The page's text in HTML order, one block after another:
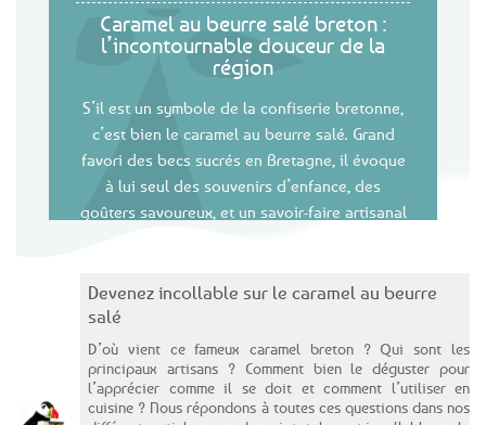
Caramel au beurre salé breton :
l’incontournable douceur de la
région
S’il est un symbole de la confiserie bretonne,
c’est bien le caramel au beurre salé. Grand
favori des becs sucrés en Bretagne, il évoque
à lui seul des souvenirs d’enfance, des
goûters savoureux, et un savoir-faire artisanal
vous proposer les meilleurs produits autour
de cette spécialité sucrée régionale
emblématique, avec une sélection gourmande
de recettes authentiques et de marques
bretonnes reconnues comme Salidou, le
caramel L'Ambr'1 ou encore de Mademoiselle
Devenez incollable sur le caramel au beurre
salé
D’où vient ce fameux caramel breton ? Qui sont les
principaux artisans ? Comment bien le déguster pour
l’apprécier comme il se doit et comment l’utiliser en
cuisine ? Nous répondons à toutes ces questions dans nos